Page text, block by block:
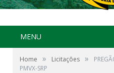
MENU
Home » Licitações »
PMVX-SRP